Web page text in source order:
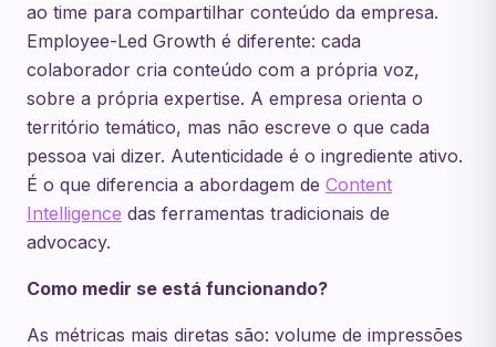
ao time para compartilhar conteúdo da empresa.
Employee-Led Growth é diferente: cada
colaborador cria conteúdo com a própria voz,
sobre a própria expertise. A empresa orienta o
território temático, mas não escreve o que cada
pessoa vai dizer. Autenticidade é o ingrediente ativo.
É o que diferencia a abordagem de Content
Intelligence das ferramentas tradicionais de
advocacy.
Como medir se está funcionando?
As métricas mais diretas são: volume de impressões